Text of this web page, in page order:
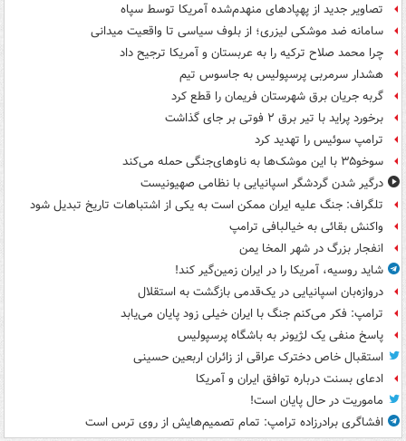
تصاویر جدید از پهپادهای منهدم‌شده آمریکا توسط سپاه
سامانه ضد موشکی لیزری؛ از بلوف سیاسی تا واقعیت میدانی
چرا محمد صلاح ترکیه را به عربستان و آمریکا ترجیح داد
هشدار سرمربی پرسپولیس به جاسوس تیم
گربه جریان برق شهرستان فریمان را قطع کرد
برخورد پراید با تیر برق ۲ فوتی بر جای گذاشت
ترامپ سوئیس را تهدید کرد
سوخو۳۵ با این موشک‌ها به ناوهای‌جنگی حمله می‌کند
درگیر شدن گردشگر اسپانیایی با نظامی صهیونیست
تلگراف: جنگ علیه ایران ممکن است به یکی از اشتباهات تاریخ تبدیل شود
واکنش بقائی به خیالبافی ترامپ
انفجار بزرگ در شهر المخا یمن
شاید روسیه، آمریکا را در ایران زمین‌گیر کند!
دروازه‌بان اسپانیایی در یک‌قدمی بازگشت به استقلال
ترامپ: فکر می‌کنم جنگ با ایران خیلی زود پایان می‌یابد
پاسخ منفی یک لژیونر به باشگاه پرسپولیس
استقبال خاص دخترک عراقی از زائران اربعین حسینی
ادعای بسنت درباره توافق ایران و آمریکا
ماموریت در حال پایان است!
افشاگری برادرزاده ترامپ: تمام تصمیم‌هایش از روی ترس است